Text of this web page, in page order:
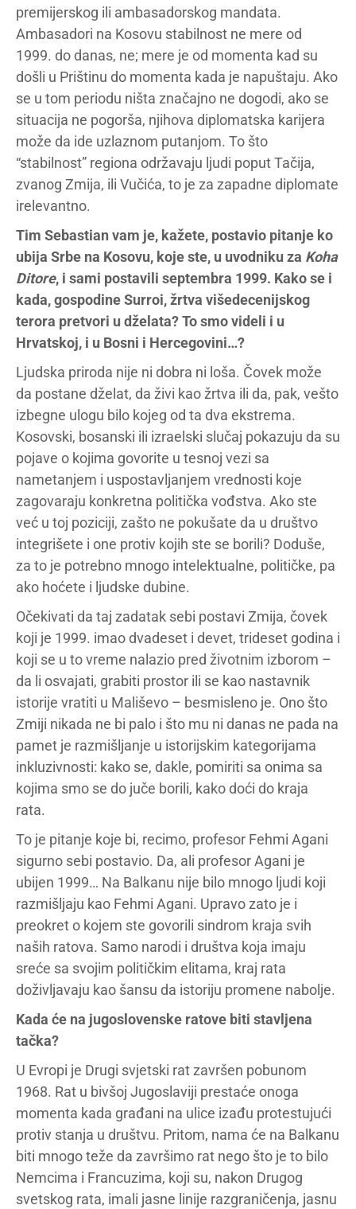
premijerskog ili ambasadorskog mandata.
Ambasadori na Kosovu stabilnost ne mere od
1999. do danas, ne; mere je od momenta kad su
došli u Prištinu do momenta kada je napuštaju. Ako
se u tom periodu ništa značajno ne dogodi, ako se
situacija ne pogorša, njihova diplomatska karijera
može da ide uzlaznom putanjom. To što
“stabilnost” regiona održavaju ljudi poput Tačija,
zvanog Zmija, ili Vučića, to je za zapadne diplomate
irelevantno.
Tim Sebastian vam je, kažete, postavio pitanje ko
ubija Srbe na Kosovu, koje ste, u uvodniku za Koha
Ditore, i sami postavili septembra 1999. Kako se i
kada, gospodine Surroi, žrtva višedecenijskog
terora pretvori u dželata? To smo videli i u
Hrvatskoj, i u Bosni i Hercegovini…?
Ljudska priroda nije ni dobra ni loša. Čovek može
da postane dželat, da živi kao žrtva ili da, pak, vešto
izbegne ulogu bilo kojeg od ta dva ekstrema.
Kosovski, bosanski ili izraelski slučaj pokazuju da su
pojave o kojima govorite u tesnoj vezi sa
nametanjem i uspostavljanjem vrednosti koje
zagovaraju konkretna politička vođstva. Ako ste
već u toj poziciji, zašto ne pokušate da u društvo
integrišete i one protiv kojih ste se borili? Doduše,
za to je potrebno mnogo intelektualne, političke, pa
ako hoćete i ljudske dubine.
Očekivati da taj zadatak sebi postavi Zmija, čovek
koji je 1999. imao dvadeset i devet, trideset godina i
koji se u to vreme nalazio pred životnim izborom –
da li osvajati, grabiti prostor ili se kao nastavnik
istorije vratiti u Mališevo – besmisleno je. Ono što
Zmiji nikada ne bi palo i što mu ni danas ne pada na
pamet je razmišljanje u istorijskim kategorijama
inkluzivnosti: kako se, dakle, pomiriti sa onima sa
kojima smo se do juče borili, kako doći do kraja
rata.
To je pitanje koje bi, recimo, profesor Fehmi Agani
sigurno sebi postavio. Da, ali profesor Agani je
ubijen 1999… Na Balkanu nije bilo mnogo ljudi koji
razmišljaju kao Fehmi Agani. Upravo zato je i
preokret o kojem ste govorili sindrom kraja svih
naših ratova. Samo narodi i društva koja imaju
sreće sa svojim političkim elitama, kraj rata
doživljavaju kao šansu da istoriju promene nabolje.
Kada će na jugoslovenske ratove biti stavljena
tačka?
U Evropi je Drugi svjetski rat završen pobunom
1968. Rat u bivšoj Jugoslaviji prestaće onoga
momenta kada građani na ulice izađu protestujući
protiv stanja u društvu. Pritom, nama će na Balkanu
biti mnogo teže da završimo rat nego što je to bilo
Nemcima i Francuzima, koji su, nakon Drugog
svetskog rata, imali jasne linije razgraničenja, jasnu